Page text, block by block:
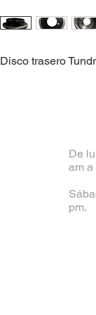
Disco trasero
De
am a
pm.